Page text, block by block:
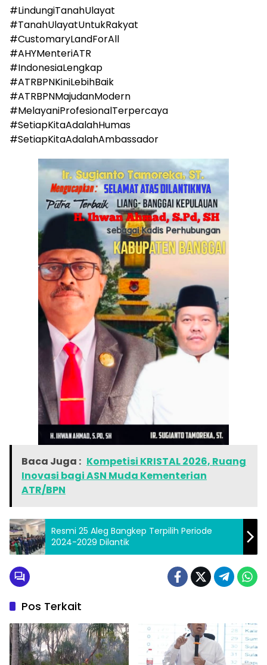
#LindungiTanahUlayat
#TanahUlayatUntukRakyat
#CustomaryLandForAll
#AHYMenteriATR
#IndonesiaLengkap
#ATRBPNKiniLebihBaik
#ATRBPNMajudanModern
#MelayaniProfesionalTerpercaya
#SetiapKitaAdalahHumas
#SetiapKitaAdalahAmbassador
Baca Juga : Kompetisi KRISTAL 2026, Ruang
Inovasi bagi ASN Muda Kementerian
ATR/BPN
Resmi 25 Aleg Bangkep Terpilih Periode
2024-2029 Dilantik
Pos Terkait